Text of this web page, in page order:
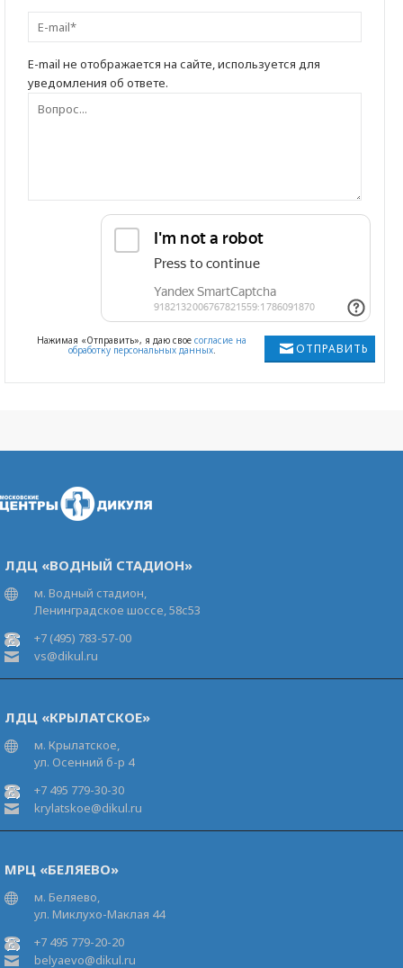
E-mail не отображается на сайте, используется для
уведомления об ответе.
ОТПРАВИТЬ
Нажимая «Отправить», я даю свое согласие на
обработку персональных данных.
ЛДЦ «ВОДНЫЙ СТАДИОН»
м. Водный стадион,
Ленинградское шоссе, 58с53
+7 (495) 783-57-00
vs@dikul.ru
ЛДЦ «КРЫЛАТСКОЕ»
м. Крылатское,
ул. Осенний б-р 4
+7 495 779-30-30
krylatskoe@dikul.ru
МРЦ «БЕЛЯЕВО»
м. Беляево,
ул. Миклухо-Маклая 44
+7 495 779-20-20
belyaevo@dikul.ru